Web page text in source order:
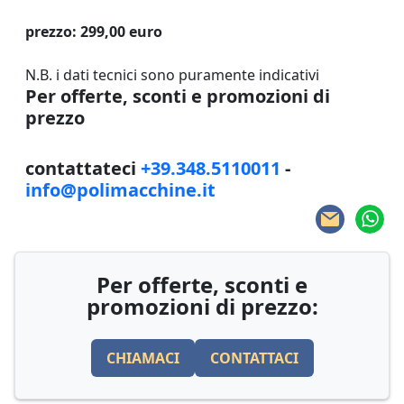
prezzo: 299,00 euro
N.B. i dati tecnici sono puramente indicativi
Per offerte, sconti e promozioni di
prezzo
contattateci +39.348.5110011 -
info@polimacchine.it
Per offerte, sconti e
promozioni di prezzo:
CHIAMACI CONTATTACI